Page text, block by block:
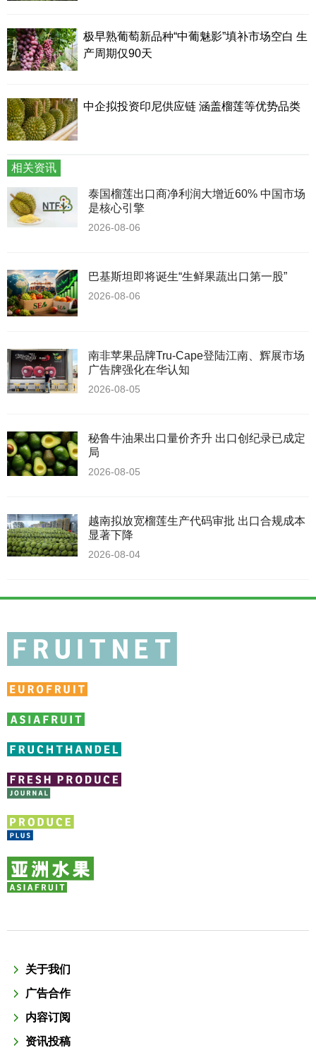
极早熟葡萄新品种“中葡魅影”填补市场空白 生
产周期仅90天
中企拟投资印尼供应链 涵盖榴莲等优势品类
相关资讯
泰国榴莲出口商净利润大增近60% 中国市场
是核心引擎
2026-08-06
巴基斯坦即将诞生“生鲜果蔬出口第一股”
2026-08-06
南非苹果品牌Tru-Cape登陆江南、辉展市场
广告牌强化在华认知
2026-08-05
秘鲁牛油果出口量价齐升 出口创纪录已成定
局
2026-08-05
越南拟放宽榴莲生产代码审批 出口合规成本
显著下降
2026-08-04
关于我们
广告合作
内容订阅
资讯投稿